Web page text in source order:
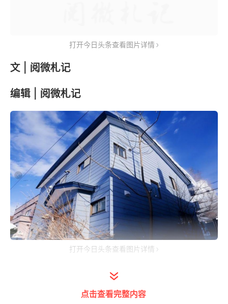
打开今日头条查看图片详情
文 | 阅微札记
编辑 | 阅微札记
打开今日头条查看图片详情
房子对于中国人可谓是一生里的执念了，不少
人倾注一生的心血只为了换取一个房子。
点击查看完整内容